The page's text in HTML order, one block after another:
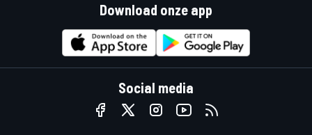
Download onze app
Social media